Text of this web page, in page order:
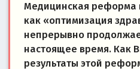
Медицинская реформа
как «оптимизация
непрерывно
настоящее время. Как
результаты этой